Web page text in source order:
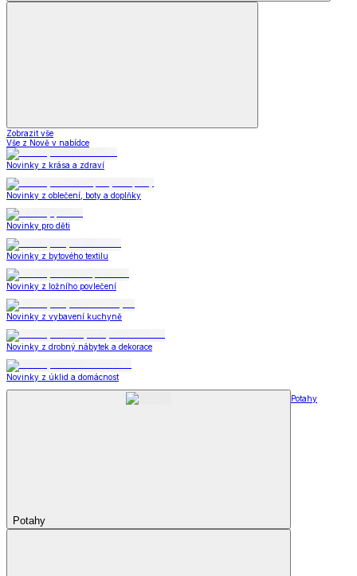
Zobrazit vše
Vše z Nově v nabídce
Novinky z krása a zdraví
Novinky z oblečení, boty a doplňky
Novinky pro děti
Novinky z bytového textilu
Novinky z ložního povlečení
Novinky z vybavení kuchyně
Novinky z drobný nábytek a dekorace
Novinky z úklid a domácnost
Potahy
Potahy